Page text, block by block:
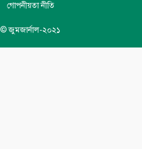
© জুমজার্নাল-২০২১
গোপনীয়তা নীতি